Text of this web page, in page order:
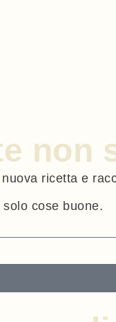
non
ricetta e
cose buone.